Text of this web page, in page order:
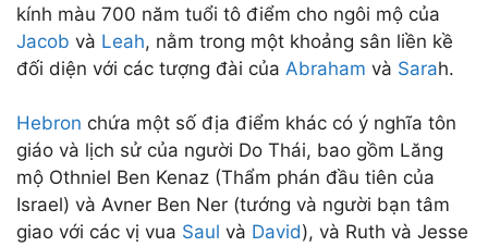
kính màu 700 năm tuổi tô điểm cho ngôi mộ của
Jacob và Leah, nằm trong một khoảng sân liền kề
đối diện với các tượng đài của Abraham và Sarah.
Hebron chứa một số địa điểm khác có ý nghĩa tôn
giáo và lịch sử của người Do Thái, bao gồm Lăng
mộ Othniel Ben Kenaz (Thẩm phán đầu tiên của
Israel) và Avner Ben Ner (tướng và người bạn tâm
giao với các vị vua Saul và David), và Ruth và Jesse